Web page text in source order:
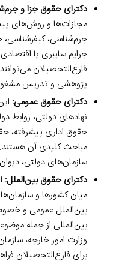
دکترای حقوق جزا و
مجازات‌ها و روش‌های
جرم‌شناسی،
جرایم سایبری یا
فارغ‌التحصیلان
پژوهشی و تدریس
دکترای حقوق عمومی:
نهادهای دولتی، روابط
حقوق اداری پیشرفته،
مباحث کلیدی آن
سازمان‌های دولتی،
دکترای حقوق بین‌الملل:
میان کشورها و
بین‌الملل عمومی و
بین‌المللی از جمله
وزارت امور خارجه،
برای فارغ‌التحصیلان